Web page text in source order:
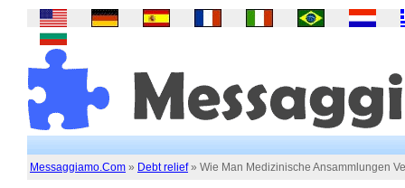
Messaggiamo.Com » Debt relief» Wie Man Medizinische Ansammlungen